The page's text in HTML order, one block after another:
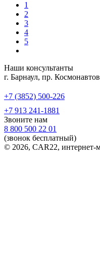
1
2
3
4
5
Наши консультанты
г. Барнаул, пр.
+7 (3852) 500-226
+7 913 241-1881
Звоните нам
8 800 500 22 01
(звонок бесплатный)
© 2026, CAR22, интернет-